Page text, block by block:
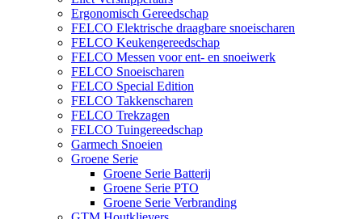
Ergonomisch Gereedschap
FELCO Elektrische draagbare snoeischaren
FELCO Keukengereedschap
FELCO Messen voor ent- en snoeiwerk
FELCO Snoeischaren
FELCO Special Edition
FELCO Takkenscharen
FELCO Trekzagen
FELCO Tuingereedschap
Garmech Snoeien
Groene Serie
Groene Serie Batterij
Groene Serie PTO
Groene Serie Verbranding